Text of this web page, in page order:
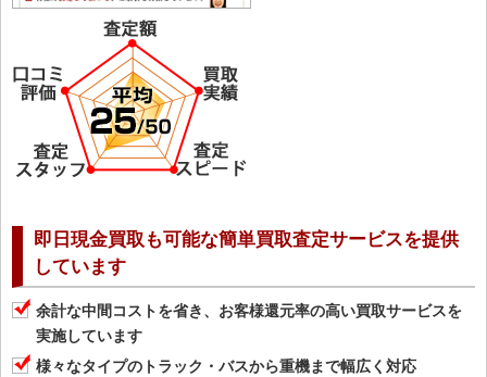
即日現金買取も可能な簡単買取査定サービスを提供
しています
余計な中間コストを省き、お客様還元率の高い買取サービスを
実施しています
様々なタイプのトラック・バスから重機まで幅広く対応